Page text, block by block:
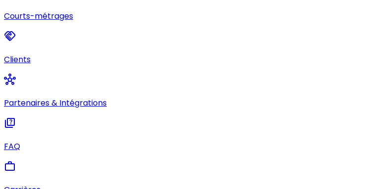
Courts-métrages
handshake
Clients
hub
Partenaires & Intégrations
quiz
FAQ
work